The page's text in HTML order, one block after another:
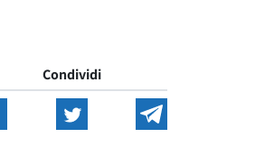
Condividi